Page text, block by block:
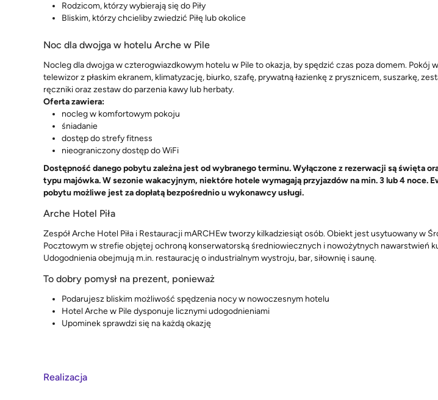
Rodzicom, którzy wybierają się do Piły
Bliskim, którzy chcieliby zwiedzić Piłę lub okolice
Noc dla dwojga w hotelu Arche w Pile
Nocleg dla dwojga w czterogwiazdkowym hotelu w Pile to okazja, by spędzić czas poza domem. Pokój
telewizor z płaskim ekranem, klimatyzację, biurko, szafę, prywatną łazienkę z prysznicem, suszarkę,
ręczniki oraz zestaw do parzenia kawy lub herbaty.
Oferta zawiera:
nocleg w komfortowym pokoju
śniadanie
dostęp do strefy fitness
nieograniczony dostęp do WiFi
Dostępność danego pobytu zależna jest od wybranego terminu. Wyłączone z rezerwacji są święta
typu majówka. W sezonie wakacyjnym, niektóre hotele wymagają przyjazdów na min. 3 lub 4 noce.
pobytu możliwe jest za dopłatą bezpośrednio u wykonawcy usługi.
Arche Hotel Piła
Zespół Arche Hotel Piła i Restauracji mARCHEw tworzy kilkadziesiąt osób. Obiekt jest usytuowany w
Pocztowym w strefie objętej ochroną konserwatorską średniowiecznych i nowożytnych nawarstwień
Udogodnienia obejmują m.in. restaurację o industrialnym wystroju, bar, siłownię i saunę.
To dobry pomysł na prezent, ponieważ
Podarujesz bliskim możliwość spędzenia nocy w nowoczesnym hotelu
Hotel Arche w Pile dysponuje licznymi udogodnieniami
Upominek sprawdzi się na każdą okazję
Realizacja